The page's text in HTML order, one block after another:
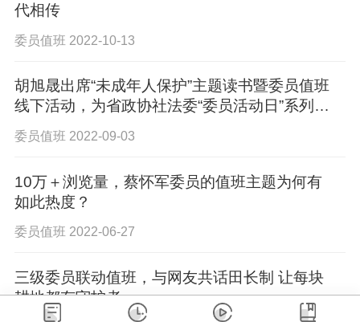
代相传
委员值班 2022-10-13
胡旭晟出席“未成年人保护”主题读书暨委员值班
线下活动，为省政协社法委“委员活动日”系列活
动拉开序幕
委员值班 2022-09-03
10万＋浏览量，蔡怀军委员的值班主题为何有
如此热度？
委员值班 2022-06-27
三级委员联动值班，与网友共话田长制 让每块
耕地都有守护者